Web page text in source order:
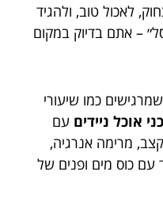
לאכול טוב, ולהגיד
– אתם בדיוק במקום
כמו שיעורי
אוכל ניידים עם
מרימה אנרגיה,
כוס מים ופנים של